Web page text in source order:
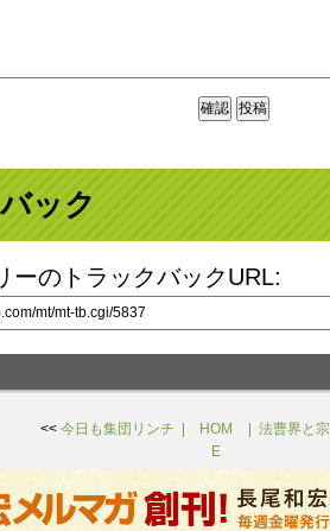
ック
ーのトラックバックURL:
<< 今日も集団リンチ
HOM
E
法曹界と